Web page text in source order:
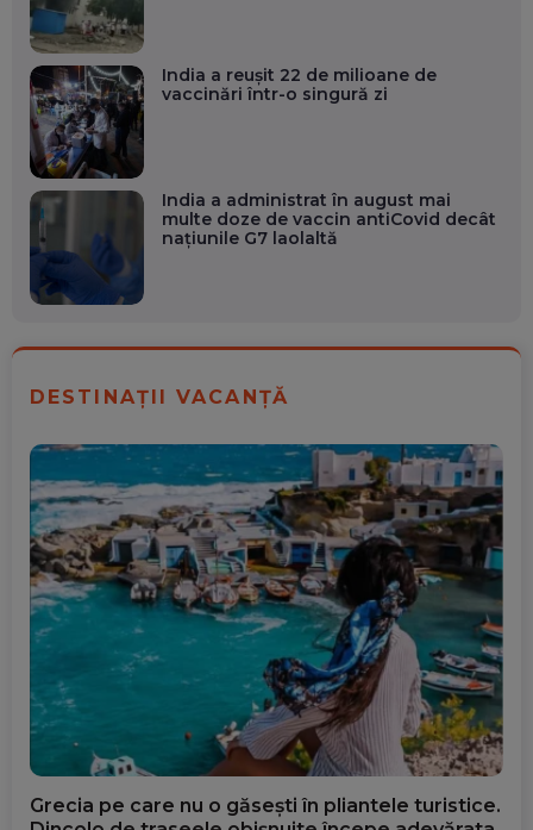
India a reuşit 22 de milioane de
vaccinări într-o singură zi
India a administrat în august mai
multe doze de vaccin antiCovid decât
naţiunile G7 laolaltă
DESTINAȚII VACANȚĂ
Grecia pe care nu o găsești în pliantele turistice.